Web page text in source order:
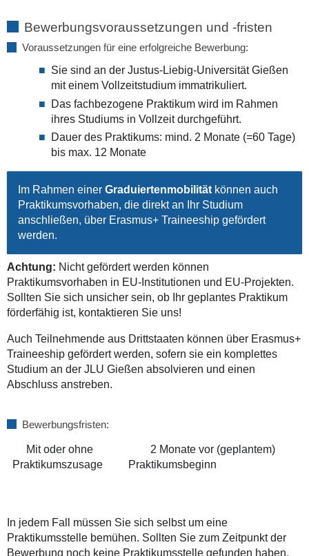
Bewerbungsvoraussetzungen und -fristen
Voraussetzungen für eine erfolgreiche Bewerbung:
Sie sind an der Justus-Liebig-Universität Gießen
mit einem Vollzeitstudium immatrikuliert.
Das fachbezogene Praktikum wird im Rahmen
ihres Studiums in Vollzeit durchgeführt.
Dauer des Praktikums: mind. 2 Monate (=60 Tage)
bis max. 12 Monate
Im Rahmen einer Graduiertenmobilitätkönnen auch
Praktikumsvorhaben, die direkt an Ihr Studium
anschließen, über Erasmus+ Traineeship gefördert
werden.
Achtung: Nicht gefördert werden können
Praktikumsvorhaben in EU-Institutionen und EU-Projekten.
Sollten Sie sich unsicher sein, ob Ihr geplantes Praktikum
förderfähig ist, kontaktieren Sie uns!
Auch Teilnehmende aus Drittstaaten können über Erasmus+
Traineeship gefördert werden, sofern sie ein komplettes
Studium an der JLU Gießen absolvieren und einen
Abschluss anstreben.
Bewerbungsfristen:
Mit oder ohne
Praktikumszusage
2 Monate vor (geplantem)
Praktikumsbeginn
In jedem Fall müssen Sie sich selbst um eine
Praktikumsstelle bemühen. Sollten Sie zum Zeitpunkt der
Bewerbung noch keine Praktikumsstelle gefunden haben,